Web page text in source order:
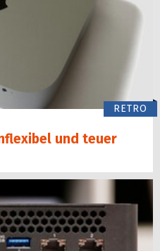
RETRO
und teuer